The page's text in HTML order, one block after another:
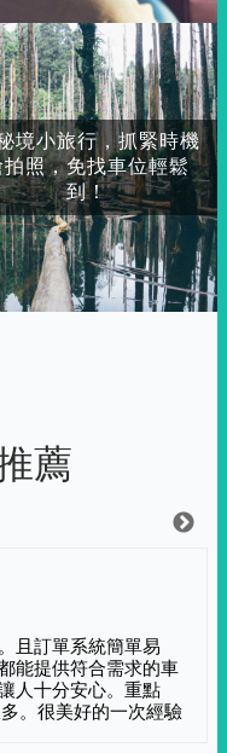
境小旅行，抓緊時機
拍照，免找車位輕鬆
到！
薦
且訂單系統簡單易
能提供符合需求的車
人十分安心。重點
。很美好的一次經驗